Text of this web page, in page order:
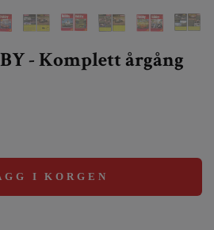
- Komplett årgång
I KORGEN